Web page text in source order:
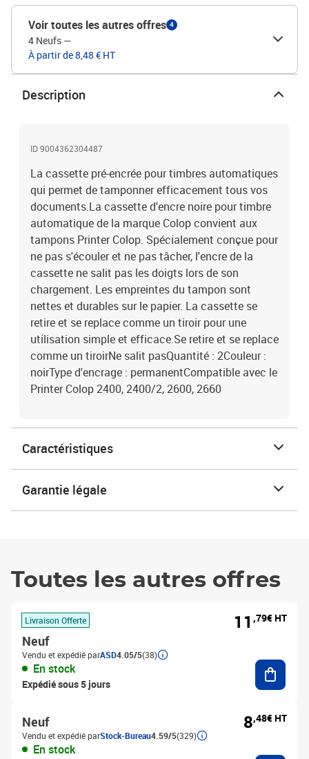
Voir toutes les autres offres 4
4 Neufs —
À partir de 8,48 € HT
Description
ID 9004362304487
La cassette pré-encrée pour timbres automatiques
qui permet de tamponner efficacement tous vos
documents.La cassette d'encre noire pour timbre
automatique de la marque Colop convient aux
tampons Printer Colop. Spécialement conçue pour
ne pas s'écouler et ne pas tâcher, l'encre de la
cassette ne salit pas les doigts lors de son
chargement. Les empreintes du tampon sont
nettes et durables sur le papier. La cassette se
retire et se replace comme un tiroir pour une
utilisation simple et efficace.Se retire et se replace
comme un tiroirNe salit pasQuantité : 2Couleur :
noirType d'encrage : permanentCompatible avec le
Printer Colop 2400, 2400/2, 2600, 2660
Caractéristiques
Garantie légale
Toutes les autres offres
Livraison Offerte
Neuf
Vendu et expédié parASD4.05/5(38)
En stock
Expédié sous 5 jours
11 ,79€ HT
Neuf
Vendu et expédié parStock-Bureau4.59/5(329)
En stock
8,48€ HT